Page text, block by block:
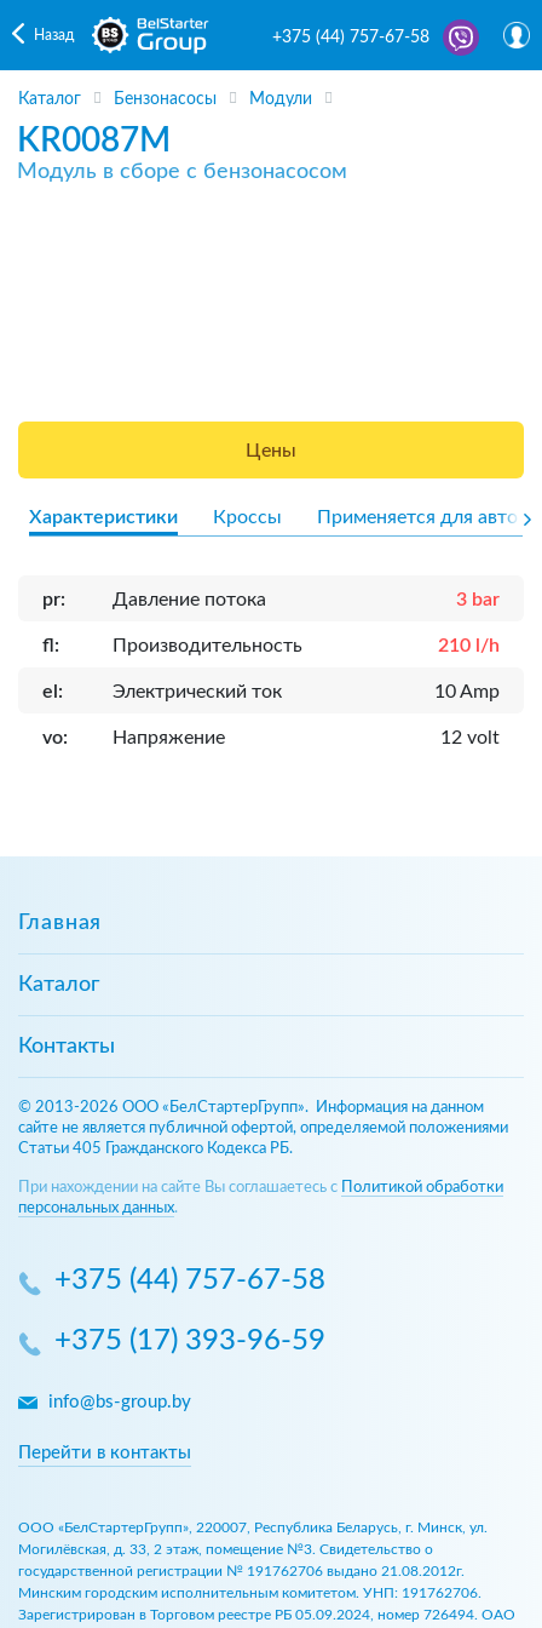
Назад +375 (44) 757-67-58
Каталог Бензонасосы Модули
KR0087M
Модуль в сборе с бензонасосом
Цены
Характеристики Кроссы Применяется для авто
pr: Давление потока 3 bar
fl: Производительность 210 l/h
el: Электрический ток 10 Amp
vo: Напряжение 12 volt
Главная
Каталог
Контакты
© 2013-2026 ООО «БелСтартерГрупп». Информация на данном
сайте не является публичной офертой, определяемой положениями
Статьи 405 Гражданского Кодекса РБ.
При нахождении на сайте Вы соглашаетесь с
Политикой обработки
персональных данных.
+375 (44) 757-67-58
+375 (17) 393-96-59
info@bs-group.by
Перейти в контакты
ООО «БелСтартерГрупп», 220007, Республика Беларусь, г. Минск, ул.
Могилёвская, д. 33, 2 этаж, помещение №3. Свидетельство о
государственной регистрации № 191762706 выдано 21.08.2012г.
Минским городским исполнительным комитетом. УНП: 191762706.
Зарегистрирован в Торговом реестре РБ 05.09.2024, номер 726494. ОАО